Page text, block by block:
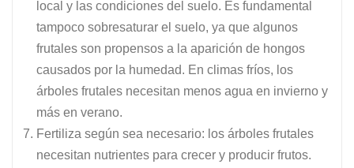
local y las condiciones del suelo. Es fundamental
tampoco sobresaturar el suelo, ya que algunos
frutales son propensos a la aparición de hongos
causados por la humedad. En climas fríos, los
árboles frutales necesitan menos agua en invierno y
más en verano.
Fertiliza según sea necesario: los árboles frutales
necesitan nutrientes para crecer y producir frutos.